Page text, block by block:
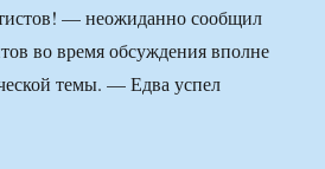
— неожиданно сообщил
во время обсуждения вполне
темы. — Едва успел